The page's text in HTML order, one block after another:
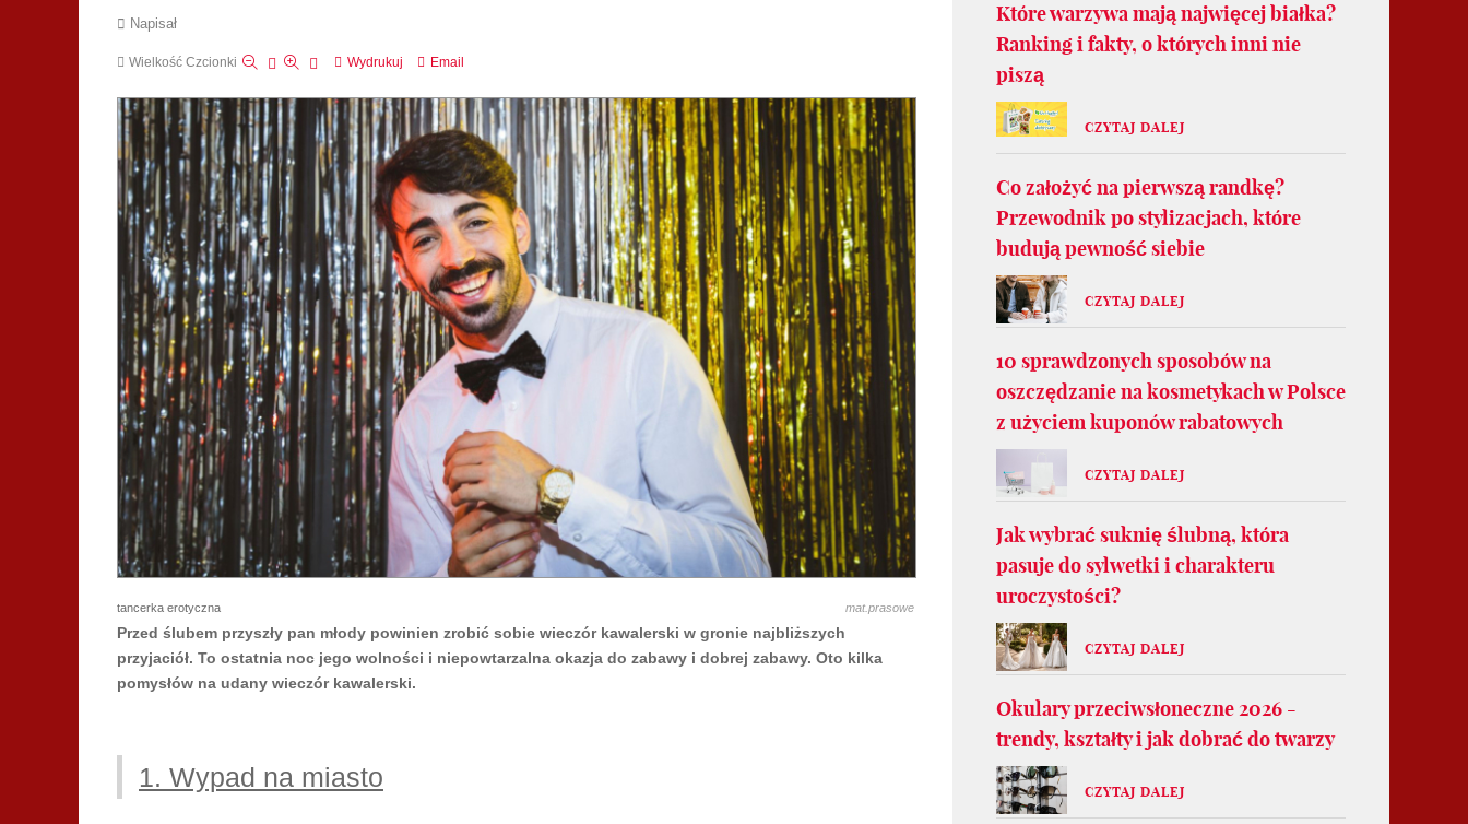
Napisał
Wielkość Czcionki Wydrukuj Email
tancerka erotyczna mat.prasowe
Przed ślubem przyszły pan młody powinien zrobić sobie wieczór kawalerski w gronie najbliższych
przyjaciół. To ostatnia noc jego wolności i niepowtarzalna okazja do zabawy i dobrej zabawy. Oto kilka
pomysłów na udany wieczór kawalerski.
1. Wypad na miasto
Które warzywa mają najwięcej białka?
Ranking i fakty, o których inni nie
piszą
CZYTAJ DALEJ
Co założyć na pierwszą randkę?
Przewodnik po stylizacjach, które
budują pewność siebie
CZYTAJ DALEJ
10 sprawdzonych sposobów na
oszczędzanie na kosmetykach w Polsce
z użyciem kuponów rabatowych
CZYTAJ DALEJ
Jak wybrać suknię ślubną, która
pasuje do sylwetki i charakteru
uroczystości?
CZYTAJ DALEJ
Okulary przeciwsłoneczne 2026 -
trendy, kształty i jak dobrać do twarzy
CZYTAJ DALEJ